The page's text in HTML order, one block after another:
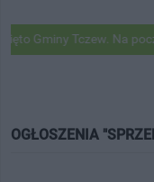
Tczew. Na początek
OGŁOSZENIA